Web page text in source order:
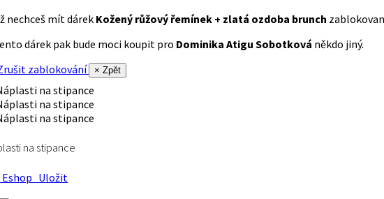
nechceš mít dárek Kožený růžový řemínek + zlatá ozdoba brunch
dárek pak bude moci koupit pro Dominika Atigu Sobotková někdo jiný.
zablokování
× Zpět
na stipance
Uložit